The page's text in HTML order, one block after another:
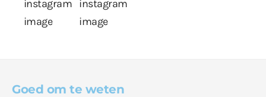
Goed om te weten